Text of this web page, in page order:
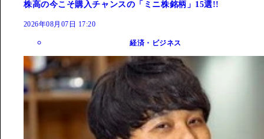
株高の今こそ購入チャンスの「ミニ株銘柄」15選!!
2026年08月07日 17:20
経済・ビジネス